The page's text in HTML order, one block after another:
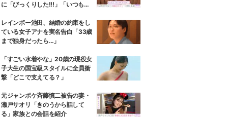
に「びっくりした!!!」「いつもと
の反響
レインボー池田、結婚の約束をし
ている女子アナを実名告白「33歳
まで独身だったら…」
「すごい水着やな」20歳の現役女
子大生の国宝級スタイルに全員衝
撃「どこで支えてる？」
元ジャンポケ斉藤慎二被告の妻・
瀬戸サオリ「きのうから話して
る」家族との会話を紹介